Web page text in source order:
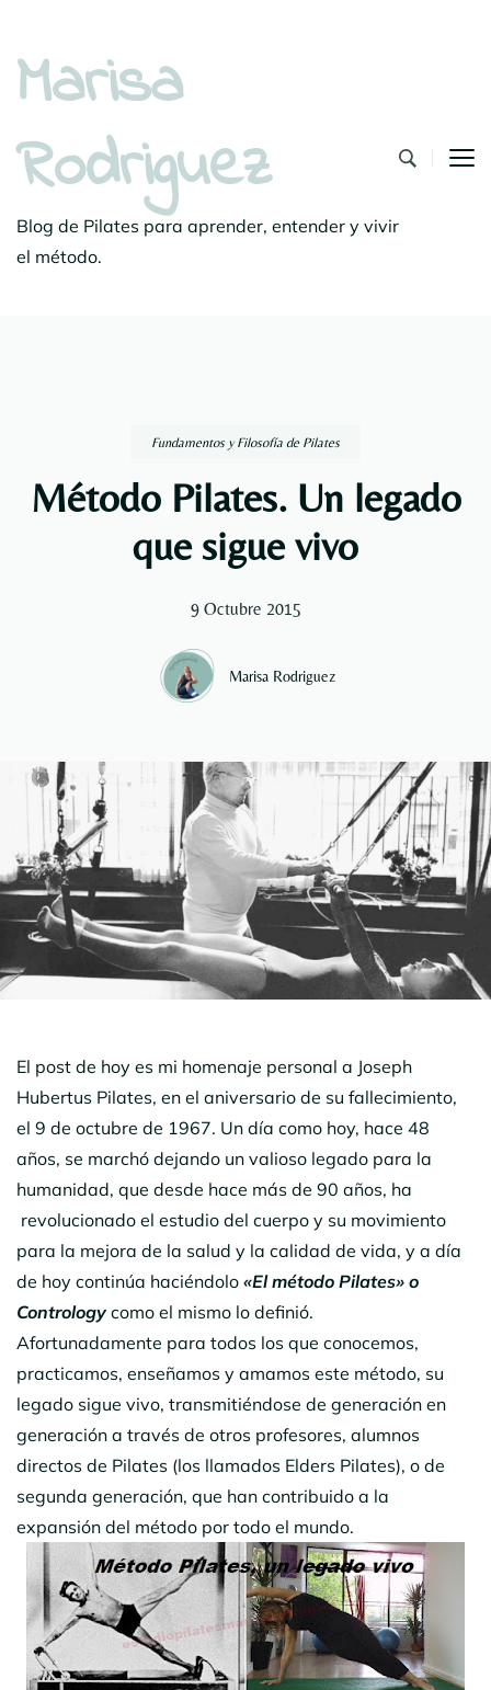
Marisa
Rodriguez
Blog de Pilates para aprender, entender y vivir
el método.
Fundamentos y Filosofía de Pilates
Método Pilates. Un legado
que sigue vivo
9 Octubre 2015
Marisa Rodriguez
El post de hoy es mi homenaje personal a Joseph
Hubertus Pilates, en el aniversario de su fallecimiento,
el 9 de octubre de 1967. Un día como hoy, hace 48
años, se marchó dejando un valioso legado para la
humanidad, que desde hace más de 90 años, ha
revolucionado el estudio del cuerpo y su movimiento
para la mejora de la salud y la calidad de vida, y a día
de hoy continúa haciéndolo «El método Pilates» o
Contrology como el mismo lo definió.
Afortunadamente para todos los que conocemos,
practicamos, enseñamos y amamos este método, su
legado sigue vivo, transmitiéndose de generación en
generación a través de otros profesores, alumnos
directos de Pilates (los llamados Elders Pilates), o de
segunda generación, que han contribuido a la
expansión del método por todo el mundo.